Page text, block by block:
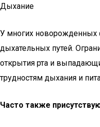
Дыхание
У многих новорожденных
дыхательных путей.
открытия рта и
трудностям дыхания и
Часто также